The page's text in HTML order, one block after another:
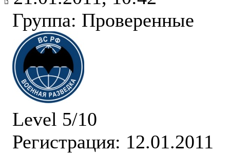
Группа: Проверенные
Level 5/10
Регистрация: 12.01.2011